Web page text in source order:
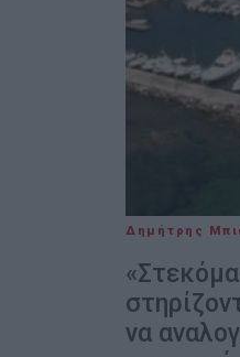
Δημήτρης
να